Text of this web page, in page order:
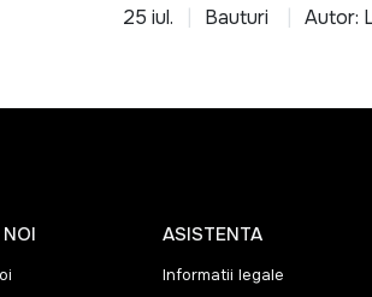
25 iul. Bauturi Autor:
NOI ASISTENTA
Informatii legale